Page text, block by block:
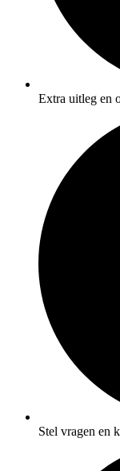
Extra uitleg en
Stel vragen en